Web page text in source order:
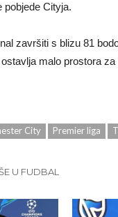
pobjede Cityja.
završiti s blizu 81
malo prostora
City Premier liga
U FUDBAL